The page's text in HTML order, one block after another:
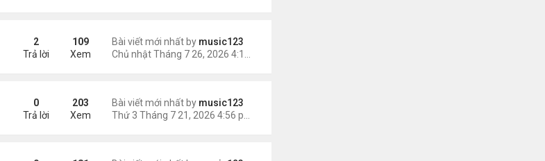
Bài viết mới nhất by music123
2
Trả lời
109
Xem
Bài viết mới nhất by music123
0
Trả lời
203
Xem